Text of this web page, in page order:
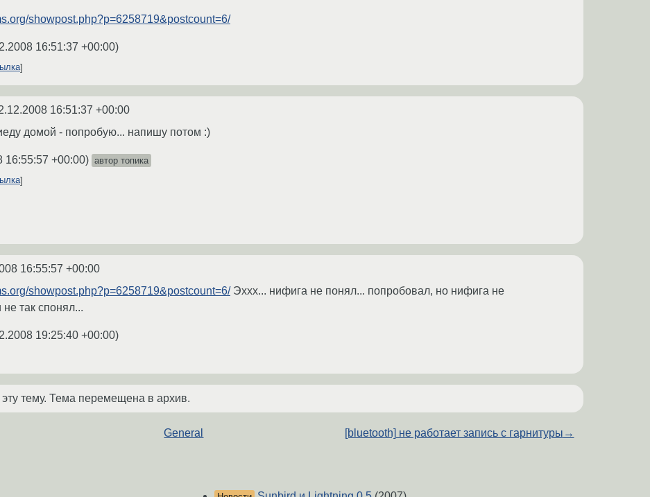
showpost.php?p=6258719&postcount=6/
16:51:37 +00:00)
16:51:37 +00:00
домой - попробую... напишу потом :)
16:55:57 +00:00) автор топика
16:55:57 +00:00
showpost.php?p=6258719&postcount=6/Эххх... нифига не понял... попробовал, но нифига не
не так спонял...
19:25:40 +00:00)
тему. Тема перемещена в архив.
General [bluetooth] не работает запись с гарнитуры →